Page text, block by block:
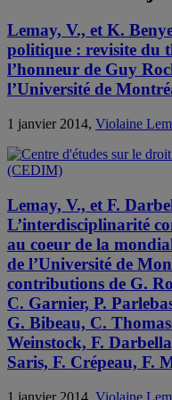
Lemay, V., et K.
politique : revisite du
l’honneur de Guy
l’Université de
1 janvier 2014, Violaine
Lemay, V., et F.
L’interdisciplinarité
au coeur de la
de l’Université de
contributions de G.
C. Garnier, P.
G. Bibeau, C.
Weinstock, F.
Saris, F. Crépeau, F.
1 janvier 2014, Violaine